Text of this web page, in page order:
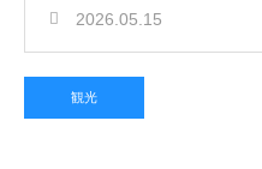
2026.05.15
観光